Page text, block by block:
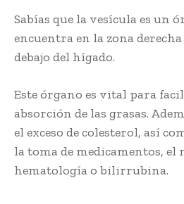
Sabías que la vesícula es un
encuentra en la zona
debajo del hígado.
Este órgano es vital para
absorción de las grasas.
el exceso de colesterol, así
la toma de medicamentos, el
hematología o bilirrubina.